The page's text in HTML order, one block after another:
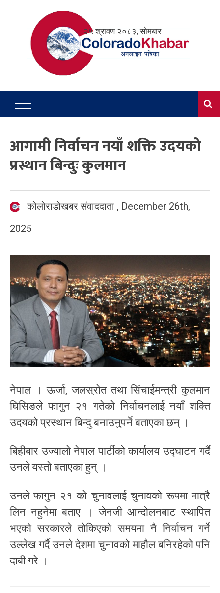
२५ श्रावण २०८३, सोमबार
आगामी निर्वाचन नयाँ शक्ति उदयको
प्रस्थान बिन्दुः कुलमान
कोलोराडोखबर संवाददाता , December 26th,
2025
नेपाल । ऊर्जा, जलस्रोत तथा सिंचाईमन्त्री कुलमान
घिसिङले फागुन २१ गतेको निर्वाचनलाई नयाँ शक्ति
उदयको प्रस्थान बिन्दु बनाउनुपर्ने बताएका छन् ।
बिहीबार उज्यालो नेपाल पार्टीको कार्यालय उद्घाटन गर्दै
उनले यस्तो बताएका हुन् ।
उनले फागुन २१ को चुनावलाई चुनावको रूपमा मात्रै
लिन नहुनेमा बताए । जेनजी आन्दोलनबाट स्थापित
भएको सरकारले तोकिएको समयमा नै निर्वाचन गर्ने
उल्लेख गर्दै उनले देशमा चुनावको माहौल बनिरहेको पनि
दाबी गरे ।